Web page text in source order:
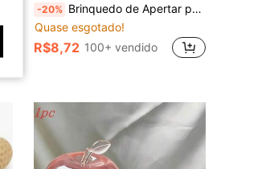
-20% Brinquedo de Apertar para Alívio do Estresse - Macio e Elástico, Apertador Sensorial de Comida Fofa Realista, Macio e Saltitante, Ajuda a Aliviar a Ansiedade, Barra de Manteiga de Recuperação Lenta para Estresse, Melhora o Foco, Brinquedo Divertido de Alívio do Estresse para Adultos, Toque Confortável, Macio e Fofo, Alta Elasticidade e Lubrificidade, Recuperação Lenta e Resistente à Deformação, Não Pegajoso, Muito Adequado como Brinquedo de Alívio do Estresse para Escritório, Alívio do Estresse Diário, Pode Ser Usado como Presente de Aniversário/Jogo/Festa/Viagem.
Quase esgotado!
R$8,72 100+ vendido